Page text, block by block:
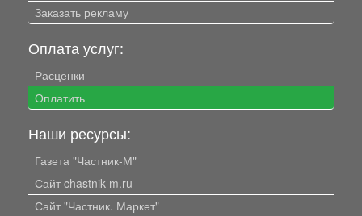
Заказать рекламу
Оплата услуг:
Расценки
Оплатить
Наши ресурсы:
Газета "Частник-М"
Сайт chastnik-m.ru
Сайт "Частник. Маркет"